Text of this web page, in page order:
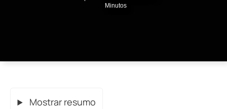
Minutos
Mostrar resumo